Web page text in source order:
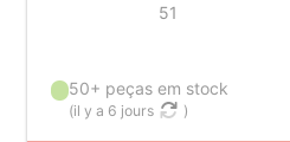
51
50+ peças em stock
(il y a 6 jours )